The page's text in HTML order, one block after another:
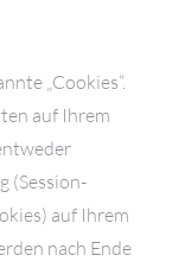
„Cookies“.
auf Ihrem
(Session-
auf Ihrem
nach Ende